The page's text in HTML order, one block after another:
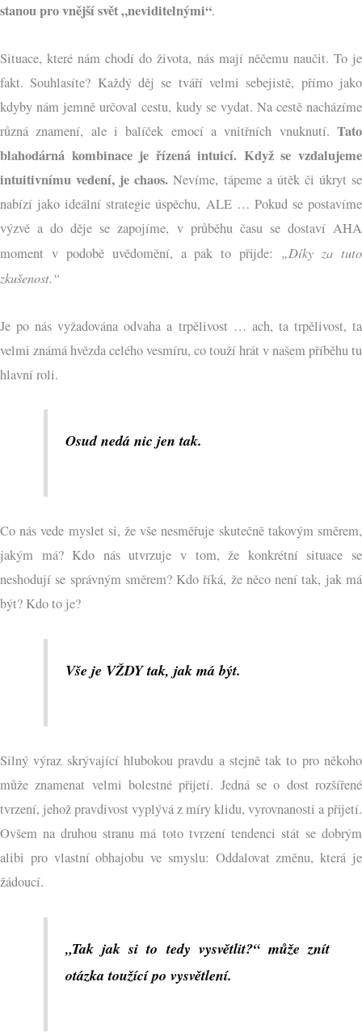
stanou pro vnější svět „neviditelnými“.
Situace, které nám chodí do života, nás mají něčemu naučit. To je
fakt. Souhlasíte? Každý děj se tváří velmi sebejistě, přímo jako
kdyby nám jemně určoval cestu, kudy se vydat. Na cestě nacházíme
různá znamení, ale i balíček emocí a vnitřních vnuknutí. Tato
blahodárná kombinace je řízená intuicí. Když se vzdalujeme
intuitivnímu vedení, je chaos. Nevíme, tápeme a útěk či úkryt se
nabízí jako ideální strategie úspěchu, ALE … Pokud se postavíme
výzvě a do děje se zapojíme, v průběhu času se dostaví AHA
moment v podobě uvědomění, a pak to přijde: „Díky za tuto
zkušenost.“
Je po nás vyžadována odvaha a trpělivost … ach, ta trpělivost, ta
velmi známá hvězda celého vesmíru, co touží hrát v našem příběhu tu
hlavní roli.
Osud nedá nic jen tak.
Co nás vede myslet si, že vše nesměřuje skutečně takovým směrem,
jakým má? Kdo nás utvrzuje v tom, že konkrétní situace se
neshodují se správným směrem? Kdo říká, že něco není tak, jak má
být? Kdo to je?
Vše je VŽDY tak, jak má být.
Silný výraz skrývající hlubokou pravdu a stejně tak to pro někoho
může znamenat velmi bolestné přijetí. Jedná se o dost rozšířené
tvrzení, jehož pravdivost vyplývá z míry klidu, vyrovnanosti a přijetí.
Ovšem na druhou stranu má toto tvrzení tendenci stát se dobrým
alibi pro vlastní obhajobu ve smyslu: Oddalovat změnu, která je
žádoucí.
„Tak jak si to tedy vysvětlit?“ může znít
otázka toužící po vysvětlení.